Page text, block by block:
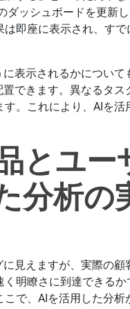
ダッシュボードを更新
即座に表示され、す
表示されるかについ
できます。異なるタ
。これにより、AIを
とユー
分析の
見えますが、実際の
明瞭さに到達できる
で、AIを活用した分析